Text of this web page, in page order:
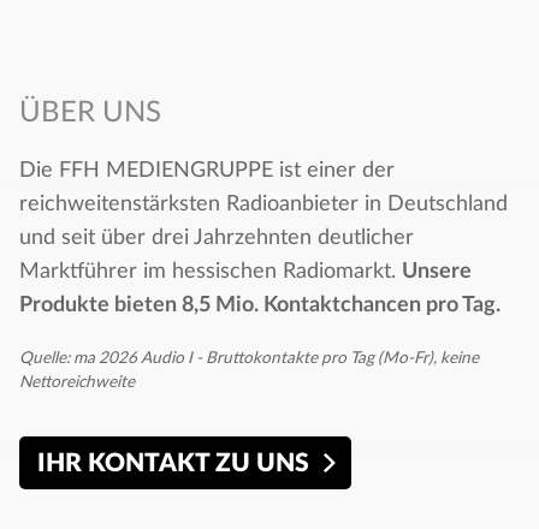
ÜBER UNS
Die FFH MEDIENGRUPPE ist einer der
reichweitenstärksten Radioanbieter in Deutschland
und seit über drei Jahrzehnten deutlicher
Marktführer im hessischen Radiomarkt. Unsere
Produkte bieten 8,5 Mio. Kontaktchancen pro Tag.​
Quelle: ma 2026 Audio I - Bruttokontakte pro Tag (Mo-Fr), keine
Nettoreichweite
IHR KONTAKT ZU UNS